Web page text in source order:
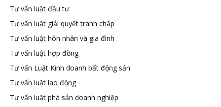
Tư vấn luật đầu tư
Tư vấn luật giải quyết tranh chấp
Tư vấn luật hôn nhân và gia đình
Tư vấn luật hợp đồng
Tư vấn Luật Kinh doanh bất động sản
Tư vấn luật lao động
Tư vấn luật phá sản doanh nghiệp